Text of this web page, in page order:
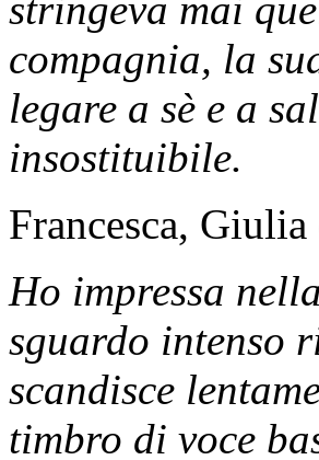
compagnia, la
legare a sè e a
insostituibile.
Francesca,
Ho impressa
sguardo intenso
scandisce
timbro di voce